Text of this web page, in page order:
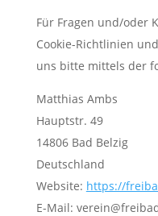
Für Fragen und/oder
Cookie-Richtlinien
uns bitte mittels der
Matthias Ambs
Hauptstr. 49
14806 Bad Belzig
Deutschland
Website: https://
E-Mail: verein@